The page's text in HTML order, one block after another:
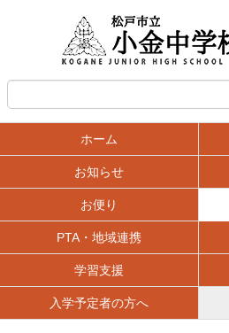
ホーム
お知らせ
お便り
PTA・地域連携
学習支援
入学予定者の方へ